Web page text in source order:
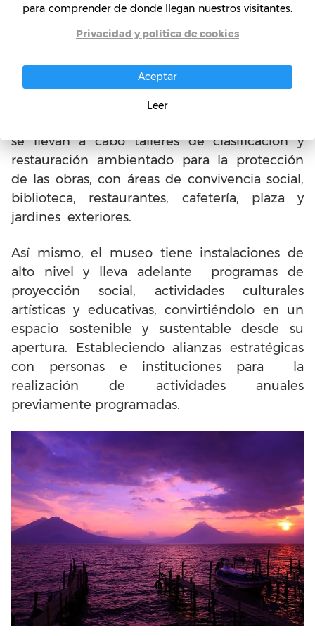
siendo un espacio para la exposición de arte
permanente y temporal. Igualmente, el MAG
Antigua Guatemala y tiene un auditorio con
butacas para 200 personas.
se llevan a cabo talleres de clasificación y
restauración ambientado para la protección
de las obras, con áreas de convivencia social,
biblioteca, restaurantes, cafetería, plaza y
jardines exteriores.
Así mismo, el museo tiene instalaciones de
alto nivel y lleva adelante programas de
proyección social, actividades culturales
artísticas y educativas, convirtiéndolo en un
espacio sostenible y sustentable desde su
apertura. Estableciendo alianzas estratégicas
con personas e instituciones para la
realización de actividades anuales
previamente programadas.
para comprender de donde llegan nuestros visitantes.
Privacidad y política de cookies
Aceptar
Leer